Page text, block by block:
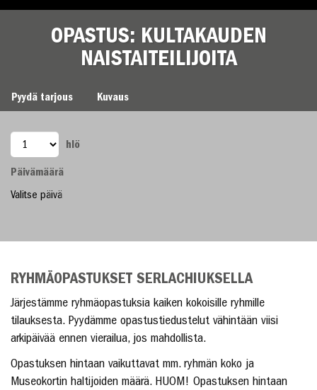
OPASTUS: KULTAKAUDEN
NAISTAITEILIJOITA
OPASTUS: KULTAKAUDEN NAISTAITEILIJOITA
Pyydä tarjous Kuvaus
hlö
Päivämäärä
Valitse päivä
RYHMÄOPASTUKSET SERLACHIUKSELLA
Järjestämme ryhmäopastuksia kaiken kokoisille ryhmille
tilauksesta. Pyydämme opastustiedustelut vähintään viisi
arkipäivää ennen vierailua, jos mahdollista.
Opastuksen hintaan vaikuttavat mm. ryhmän koko ja
Museokortin haltijoiden määrä. HUOM! Opastuksen hintaan